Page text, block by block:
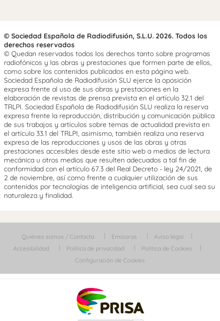
© Sociedad Española de Radiodifusión, S.L.U. 2026. Todos los
derechos reservados
© Quedan reservados todos los derechos tanto sobre programas
radiofónicos y las obras y prestaciones que formen parte de ellos,
como sobre los contenidos publicados en esta página web.
Sociedad Española de Radiodifusión SLU ejerce la oposición
expresa frente al uso de sus obras y prestaciones en la
elaboración de revistas de prensa prevista en el artículo 32.1 del
TRLPI. Sociedad Española de Radiodifusión SLU realiza la reserva
expresa frente la reproducción, distribución y comunicación pública
de sus trabajos y artículos sobre temas de actualidad prevista en
el artículo 33.1 del TRLPI, asimismo, también realiza una reserva
expresa de las reproducciones y usos de las obras y otras
prestaciones accesibles desde este sitio web a medios de lectura
mecánica u otros medios que resulten adecuados a tal fin de
conformidad con el artículo 67.3 del Real Decreto - ley 24/2021, de
2 de noviembre, así como frente a cualquier utilización de sus
contenidos por tecnologías de inteligencia artificial, sea cual sea su
naturaleza y finalidad.
Quiénes somos / Contacta Emisoras
Aviso legal
Accesibilidad
Política de privacidad
Política de Cookies
Configuración de Cookies